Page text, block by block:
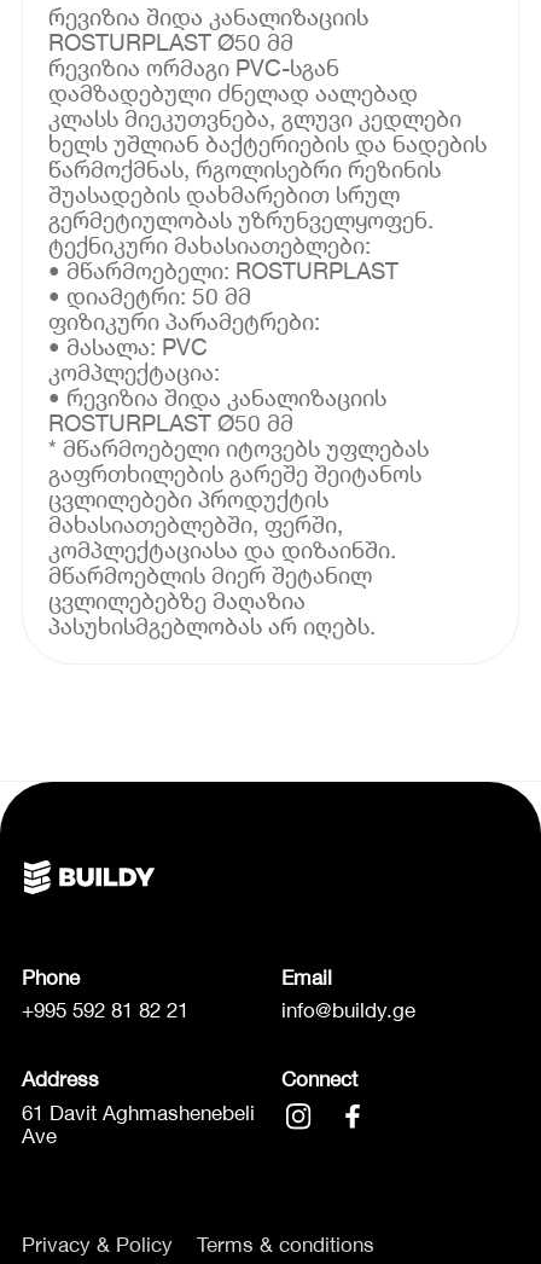
რევიზია შიდა კანალიზაციის
ROSTURPLAST Ø50 მმ
რევიზია ორმაგი PVC-სგან
დამზადებული ძნელად აალებად
კლასს მიეკუთვნება, გლუვი კედლები
ხელს უშლიან ბაქტერიების და ნადების
წარმოქმნას, რგოლისებრი რეზინის
შუასადების დახმარებით სრულ
გერმეტიულობას უზრუნველყოფენ.
ტექნიკური მახასიათებლები:
• მწარმოებელი: ROSTURPLAST
• დიამეტრი: 50 მმ
ფიზიკური პარამეტრები:
• მასალა: PVC
კომპლექტაცია:
• რევიზია შიდა კანალიზაციის
ROSTURPLAST Ø50 მმ
* მწარმოებელი იტოვებს უფლებას
გაფრთხილების გარეშე შეიტანოს
ცვლილებები პროდუქტის
მახასიათებლებში, ფერში,
კომპლექტაციასა და დიზაინში.
მწარმოებლის მიერ შეტანილ
ცვლილებებზე მაღაზია
პასუხისმგებლობას არ იღებს.
Phone
+995 592 81 82 21
Email
info@buildy.ge
Address
61 Davit Aghmashenebeli
Ave
Connect
Privacy & Policy Terms & conditions